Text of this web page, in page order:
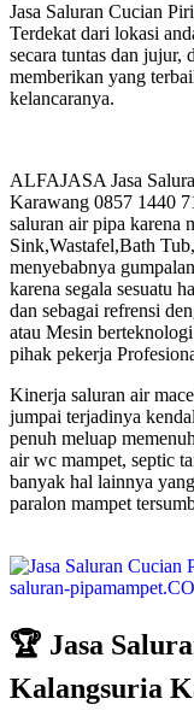
Jasa Saluran Cucian
Terdekat dari lokasi
secara tuntas dan
memberikan yang
kelancaranya.
ALFAJASA Jasa
Karawang 0857 1440
saluran air pipa karena
Sink,Wastafel,Bath
menyebabnya
karena segala sesuatu
dan sebagai refrensi
atau Mesin
pihak pekerja
Kinerja saluran air
jumpai terjadinya
penuh meluap
air wc mampet, septic
banyak hal lainnya
paralon mampet
🏆 Jasa
Kalangsuria